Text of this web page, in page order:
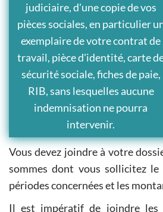
judiciaire, d'une copie de vos
pièces sociales, en particulier
exemplaire de votre contrat de
travail, pièce d'identité, carte
sécurité sociale, fiches de paie,
RIB, sans lesquelles aucune
indemnisation ne pourra
intervenir.
Vous devez joindre à votre
sommes dont vous sollicitez
périodes concernées et les
Il est impératif de joindre les